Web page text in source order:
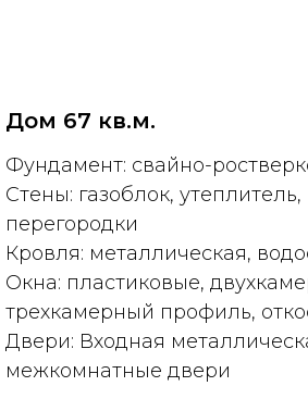
Дом 67 кв.м.
Фундамент: свайно-
Стены: газоблок,
перегородки
Кровля: металлическая,
Окна: пластиковые,
трехкамерный профиль,
Двери: Входная
межкомнатные двери